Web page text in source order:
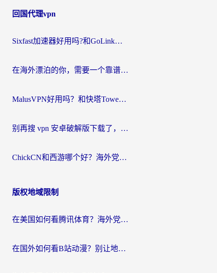
回国代理vpn
Sixfast加速器好用吗?和GoLink加速器对比哪个回国效果更好?海外党亲测实用指南
在海外漂泊的你，需要一个靠谱的“回国机场”
MalusVPN好用吗？和快塔TowerFastVPN对比哪个回国效果更好？海外党亲测实用指南
别再搜 vpn 安卓破解版下载了，海外党回国上网的正确姿势在这里
ChickCN和西游哪个好？海外党2026亲测回国加速器选择指南（附expressvpn中国对比）
版权地域限制
在美国如何看腾讯体育？海外党解锁NBA欧洲杯直播的终极攻略
在国外如何看B站动漫？别让地区限制打断你的追番节奏